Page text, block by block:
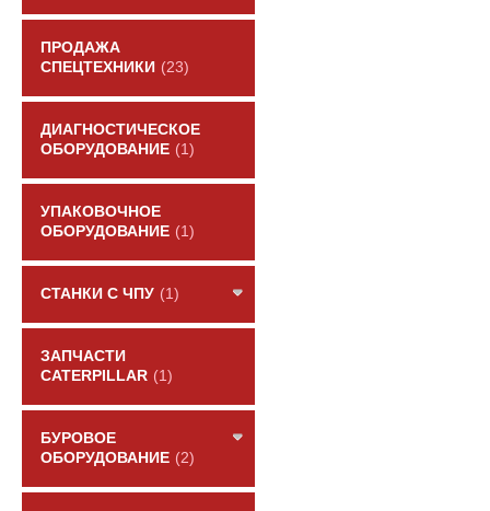
ПРОДАЖА
СПЕЦТЕХНИКИ (23)
ДИАГНОСТИЧЕСКОЕ
ОБОРУДОВАНИЕ (1)
УПАКОВОЧНОЕ
ОБОРУДОВАНИЕ (1)
СТАНКИ С ЧПУ (1)
ЗАПЧАСТИ
CATERPILLAR (1)
БУРОВОЕ
ОБОРУДОВАНИЕ (2)